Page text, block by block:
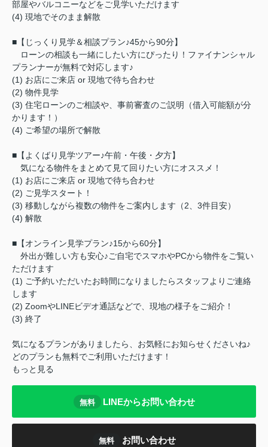
部屋やバルコニーなどをご見学いただけます
(4) 現地でそのまま解散
■【じっくり見学＆相談プラン♪45から90分】
ローンの相談も一緒にしたい方にぴったり！ファイナンシャル
プランナーが無料で対応します♪
(1) お店にご来店 or 現地で待ち合わせ
(2) 物件見学
(3) 住宅ローンのご相談や、事前審査のご説明（借入可能額が分
かります！）
(4) ご希望の場所で解散
■【よくばり見学ツアー♪午前・午後・夕方】
気になる物件をまとめて見て回りたい方にオススメ！
(1) お店にご来店 or 現地で待ち合わせ
(2) ご見学スタート！
(3) 移動しながら複数の物件をご案内します（2、3件目安）
(4) 解散
■【オンライン見学プラン♪15から60分】
外出が難しい方も安心♪ご自宅でスマホやPCから物件をご覧い
ただけます
(1) ご予約いただいたお時間になりましたらスタッフよりご連絡
します
(2) ZoomやLINEビデオ通話などで、現地の様子をご紹介！
(3) 終了
気になるプランがありましたら、お気軽にお知らせくださいね♪
どのプランも無料でご利用いただけます！
もっと見る
無料 LINEからお問い合わせ
無料 お問い合わせ